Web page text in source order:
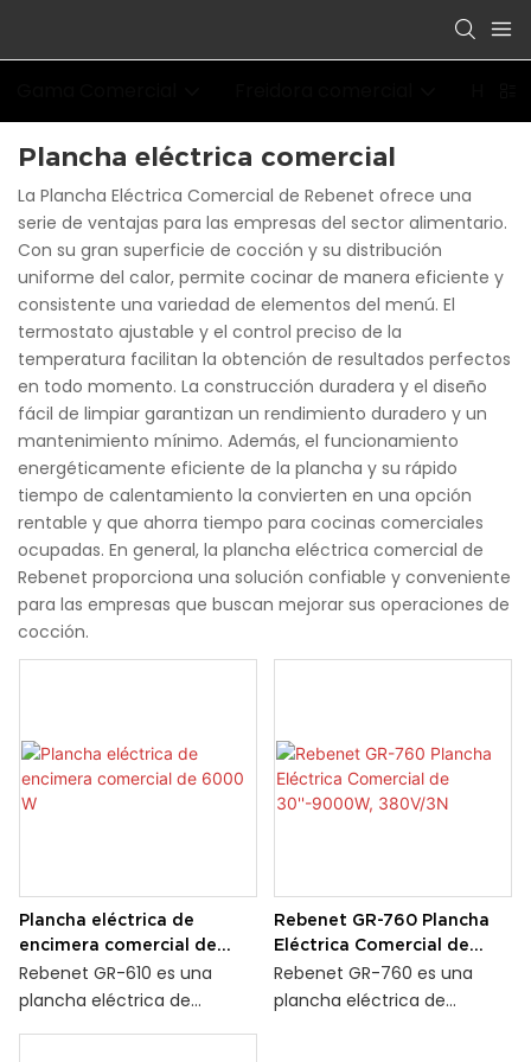
Plancha eléctrica comercial
La Plancha Eléctrica Comercial de Rebenet ofrece una
serie de ventajas para las empresas del sector alimentario.
Con su gran superficie de cocción y su distribución
uniforme del calor, permite cocinar de manera eficiente y
consistente una variedad de elementos del menú. El
termostato ajustable y el control preciso de la
temperatura facilitan la obtención de resultados perfectos
en todo momento. La construcción duradera y el diseño
fácil de limpiar garantizan un rendimiento duradero y un
mantenimiento mínimo. Además, el funcionamiento
energéticamente eficiente de la plancha y su rápido
tiempo de calentamiento la convierten en una opción
rentable y que ahorra tiempo para cocinas comerciales
ocupadas. En general, la plancha eléctrica comercial de
Rebenet proporciona una solución confiable y conveniente
para las empresas que buscan mejorar sus operaciones de
cocción.
Plancha eléctrica de
encimera comercial de
6000 W
Rebenet GR-610 es una
plancha eléctrica de
encimera comercial que
Rebenet GR-760 Plancha
Eléctrica Comercial de
30''-9000W, 380V/3N
Rebenet GR-760 es una
plancha eléctrica de